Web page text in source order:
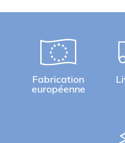
Fabrication
européenne